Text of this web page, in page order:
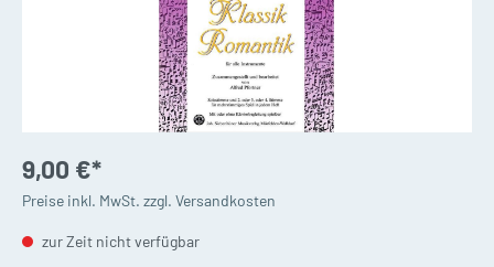
9,00 €*
Preise inkl. MwSt. zzgl. Versandkosten
zur Zeit nicht verfügbar